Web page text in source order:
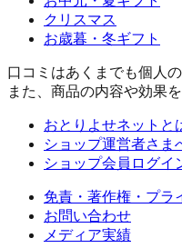
クリスマス
お歳暮・冬ギフト
口コミはあくまでも個人
また、商品の内容や効果
おとりよせネットと
ショップ運営者さま
ショップ会員ログイ
免責・著作権・プラ
お問い合わせ
メディア実績